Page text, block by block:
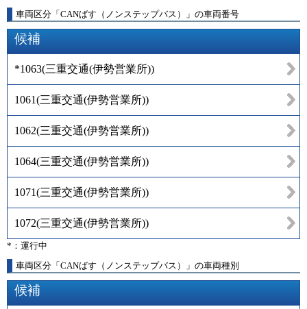
車両区分 「 CANばす（ノンステップバス） 」 の車両番号
候補
*1063(三重交通(伊勢営業所))
1061(三重交通(伊勢営業所))
1062(三重交通(伊勢営業所))
1064(三重交通(伊勢営業所))
1071(三重交通(伊勢営業所))
1072(三重交通(伊勢営業所))
*：運行中
車両区分「CANばす（ノンステップバス）」の車両種別
候補